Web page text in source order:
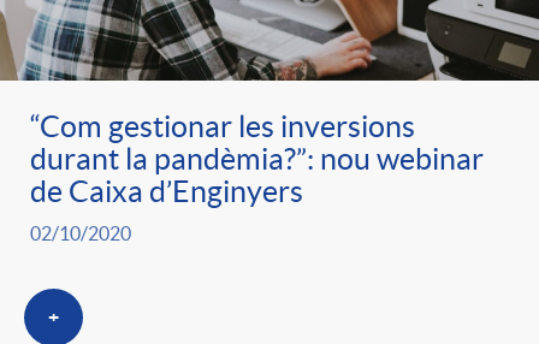
r
a
S
a
ó
p
e
t
e
n
l
i
c
a
“Com gestionar les inversions
durant la pandèmia?”: nou webinar
de Caixa d’Enginyers
02/10/2020
+